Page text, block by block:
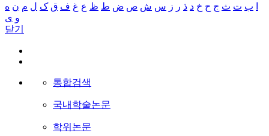
ب ت ث ج ح خ د ذ ر ز س ش ص ض ط ظ ع غ ف ق ک ل م ن ه
و ی
닫기
통합검색
국내학술논문
학위논문